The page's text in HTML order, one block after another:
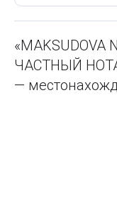
«MAKSUDOVA
ЧАСТНЫЙ
—